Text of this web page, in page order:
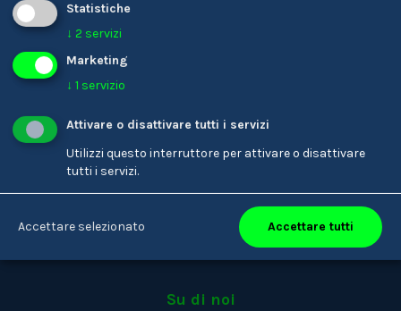
Youkando
Persone
Professioni
Su di noi
Statistiche
↓ 2 servizi
Marketing
↓ 1 servizio
Attivare o disattivare tutti i servizi
Utilizzi questo interruttore per attivare o disattivare
tutti i servizi.
Accettare selezionato Accettare tutti